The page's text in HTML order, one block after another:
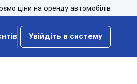
ціни на оренду автомобілів
Увійдіть в систему